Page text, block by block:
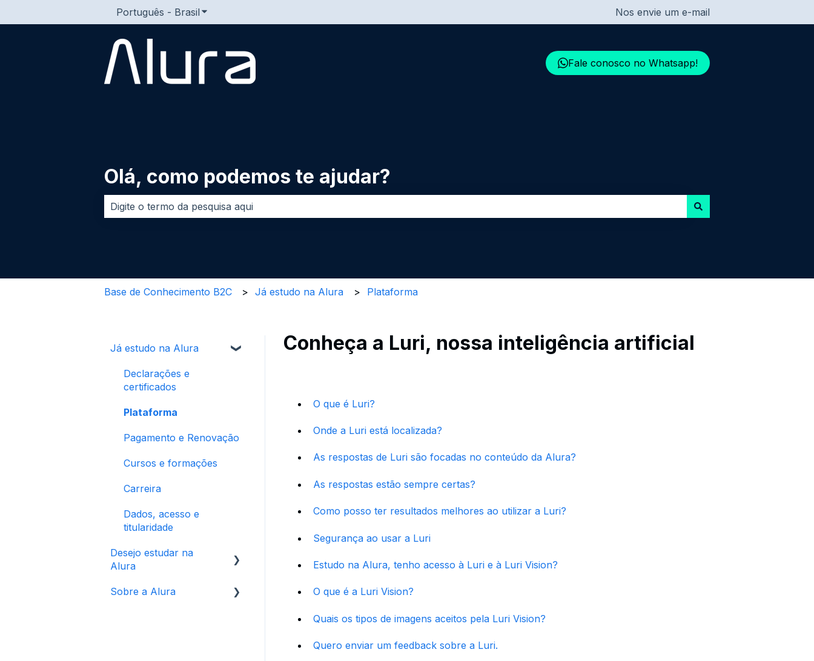
Português - Brasil Mostrar submenu para traduções Nos envie um e-mail
Fale conosco no Whatsapp!
Olá, como podemos te ajudar?
Base de Conhecimento B2C Já estudo na Alura Plataforma
Conheça a Luri, nossa inteligência artificial
O que é Luri?
Onde a Luri está localizada?
As respostas de Luri são focadas no conteúdo da Alura?
As respostas estão sempre certas?
Como posso ter resultados melhores ao utilizar a Luri?
Segurança ao usar a Luri
Estudo na Alura, tenho acesso à Luri e à Luri Vision?
O que é a Luri Vision?
Quais os tipos de imagens aceitos pela Luri Vision?
Quero enviar um feedback sobre a Luri.
Já estudo na Alura
Declarações e
certificados
Plataforma
Pagamento e Renovação
Cursos e formações
Carreira
Dados, acesso e
titularidade
Desejo estudar na
Alura
Formações e cursos
Sobre a Alura